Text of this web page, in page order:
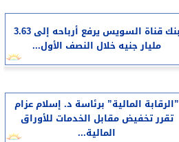
بنك قناة السويس يرفع أرباحه إلى 3.63
مليار جنيه خلال النصف الأول...
”الرقابة المالية” برئاسة د. إسلام عزام
تقرر تخفيض مقابل الخدمات للأوراق
المالية...